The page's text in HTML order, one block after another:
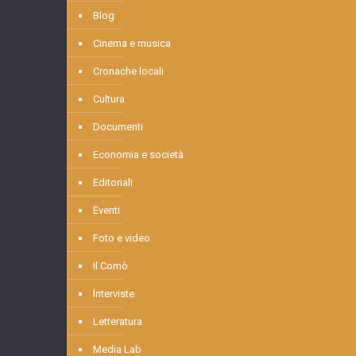
Blog
Cinema e musica
Cronache locali
Cultura
Documenti
Economia e società
Editoriali
Eventi
Foto e video
Il Comò
Interviste
Letteratura
Media Lab